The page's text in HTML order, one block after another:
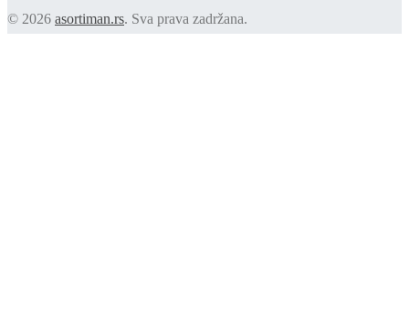
© 2026 asortiman.rs. Sva prava zadržana.